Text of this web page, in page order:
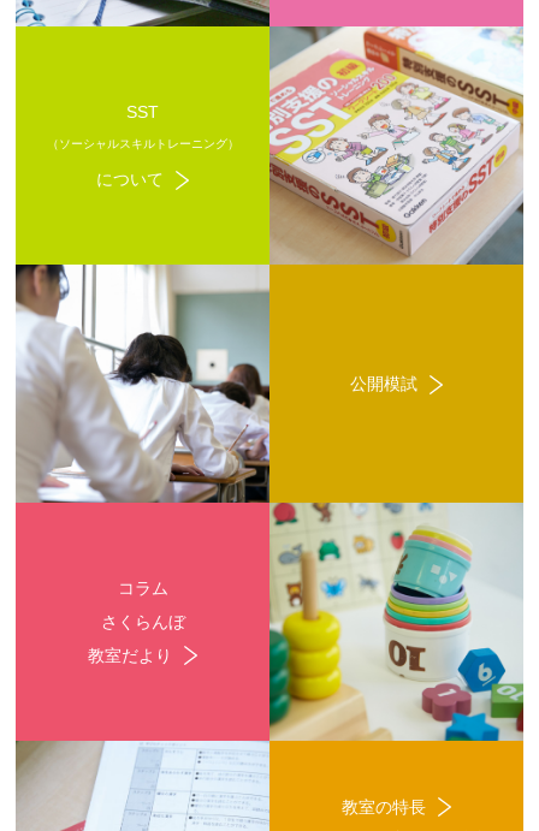
SST
（ソーシャルスキルトレーニング）
について
公開模試
コラム
さくらんぼ
教室だより
教室の特長